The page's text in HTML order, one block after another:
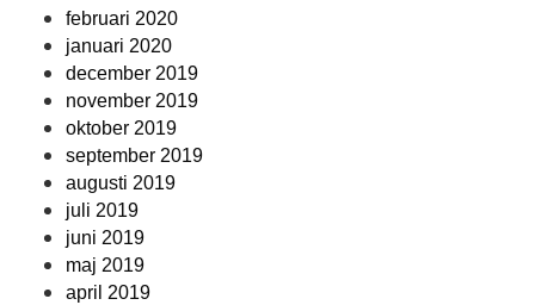
februari 2020
januari 2020
december 2019
november 2019
oktober 2019
september 2019
augusti 2019
juli 2019
juni 2019
maj 2019
april 2019